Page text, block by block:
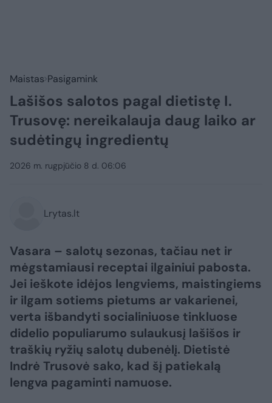
Maistas Pasigamink
Lašišos salotos pagal dietistę I.
Trusovę: nereikalauja daug laiko ar
sudėtingų ingredientų
2026 m. rugpjūčio 8 d. 06:06
Lrytas.lt
Vasara – salotų sezonas, tačiau net ir
mėgstamiausi receptai ilgainiui pabosta.
Jei ieškote idėjos lengviems, maistingiems
ir ilgam sotiems pietums ar vakarienei,
verta išbandyti socialiniuose tinkluose
didelio populiarumo sulaukusį lašišos ir
traškių ryžių salotų dubenėlį. Dietistė
Indrė Trusovė sako, kad šį patiekalą
lengva pagaminti namuose.